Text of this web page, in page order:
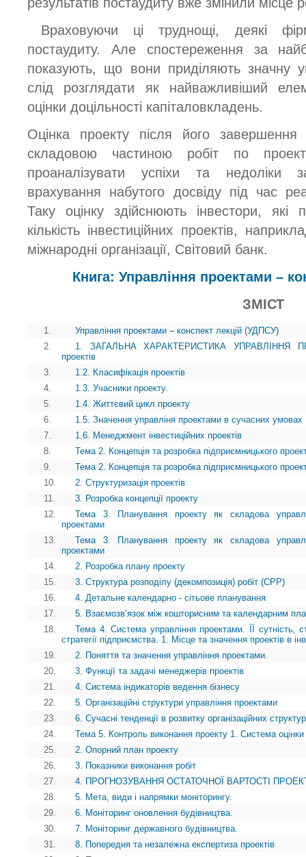
Враховуючи ці труднощі, деякі
постаудиту. Але спостереження за
показують, що вони приділяють значну
слід розглядати як найважливіший
оцінки доцільності капіталовкладень.
Оцінка проекту після його
складовою частиною робіт по
проаналізувати успіхи та недоліки
врахування набутого досвіду під час
Таку оцінку здійснюють інвестори, які
кількість інвестиційних проектів,
міжнародні організації, Світовий банк.
Книга: Управління проектами –
ЗМІСТ
1.
Управління проектами – конспект лекцій (УДПСУ)
2.
1. ЗАГАЛЬНА ХАРАКТЕРИСТИКА УПРАВЛІННЯ
проектів
3.
1.2. Класифікація проектів
4.
1.3. Учасники проекту.
5.
1.4. Життєвий цикл проекту
6.
1.5. Значення управліня проектами в сучасних умовах
7.
1.6. Менеджмент інвестиційних проектів
8.
Тема 2. Концепція та розробка підприємницького
9.
Тема 2. Концепція та розробка підприємницького
10.
2. Структуризація проектів
11.
3. Розробка концепції проекту
12.
Тема 3. Планування проекту як складова
проектами
13.
Тема 3. Планування проекту як складова
проектами
14.
2. Розробка плану проекту
15.
3. Структура розподілу (декомпозиція) робіт (СРР)
16.
4. Детальне календарно - сітьове планування
17.
5. Взаємозв’язок між кошторисним та календарним
18.
Тема 4. Система управління проектами. ЇЇ сутність,
стратегії підприємства. 1. Місце та значення проектів в
19.
2. Поняття та значення управління проектами.
20.
3. Функції та задачі менеджерів проектів
21.
4. Система індикаторів ведення бізнесу
22.
5. Організаційні структури управління проектами
23.
6. Сучасні тенденції в розвитку організаційних
24.
Тема 5. Контроль виконання проекту 1. Система оцінки
25.
2. Опорний план проекту
26.
3. Показники виконання робіт
27.
4. ПРОГНОЗУВАННЯ ОСТАТОЧНОЇ ВАРТОСТІ
28.
5. Мета, види і напрямки моніторингу.
29.
6. Моніторинг оновлення будівництва.
30.
7. Моніторинг державного будівництва.
31.
8. Попередня та незалежна експертиза проектів